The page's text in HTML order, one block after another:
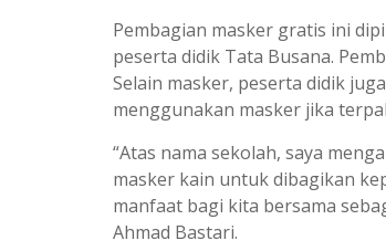
Pembagian masker gratis ini
peserta didik Tata Busana.
Selain masker, peserta didik
menggunakan masker jika
“Atas nama sekolah, saya
masker kain untuk dibagikan
manfaat bagi kita bersama
Ahmad Bastari.